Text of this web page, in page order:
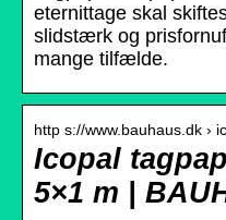
eternittage skal
slidstærk og
mange tilfælde.
http s://www.bauhaus.dk ›
Icopal
5×1 m |